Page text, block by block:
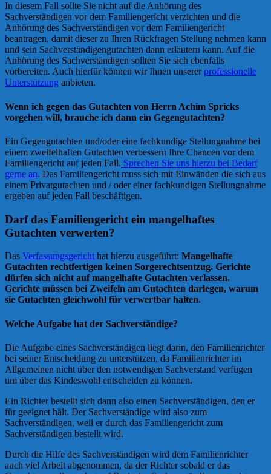
In diesem Fall sollte Sie nicht auf die Anhörung des
Sachverständigen vor dem Familiengericht verzichten und die
Anhörung des Sachverständigen vor dem Familiengericht
beantragen, damit dieser zu Ihren Rückfragen Stellung nehmen kann
und sein Sachverständigengutachten dann erläutern kann. Auf die
Anhörung des Sachverständigen sollten Sie sich ebenfalls
vorbereiten. Auch hierfür können wir Ihnen unsererprofessionelle
Unterstützung anbieten.
Wenn ich gegen das Gutachten von Herrn Achim Spricks
vorgehen will, brauche ich dann ein Gegengutachten?
Ein Gegengutachten und/oder eine fachkundige Stellungnahme bei
einem zweifelhaften Gutachten verbessern Ihre Chancen vor dem
Familiengericht auf jeden Fall. Sprechen Sie uns hierzu bei Bedarf
gerne an. Das Familiengericht muss sich mit Einwänden die sich aus
einem Privatgutachten und / oder einer fachkundigen Stellungnahme
ergeben auf jeden Fall beschäftigen.
Darf das Familiengericht ein mangelhaftes
Gutachten verwerten?
Das Verfassungsgericht hat hierzu ausgeführt: Mangelhafte
Gutachten rechtfertigen keinen Sorgerechtsentzug. Gerichte
dürfen sich nicht auf mangelhafte Gutachten verlassen.
Gerichte müssen bei Zweifeln am Gutachten darlegen, warum
sie Gutachten gleichwohl für verwertbar halten.
Welche Aufgabe hat der Sachverständige?
Die Aufgabe eines Sachverständigen liegt darin, den Familienrichter
bei seiner Entscheidung zu unterstützen, da Familienrichter im
Allgemeinen nicht über den notwendigen Sachverstand verfügen
um über das Kindeswohl entscheiden zu können.
Ein Richter bestellt sich dann also einen Sachverständigen, den er
für geeignet hält. Der Sachverständige wird also zum
Sachverständigen, weil er durch das Familiengericht zum
Sachverständigen bestellt wird.
Durch die Hilfe des Sachverständigen wird dem Familienrichter
auch viel Arbeit abgenommen, da der Richter sobald er das